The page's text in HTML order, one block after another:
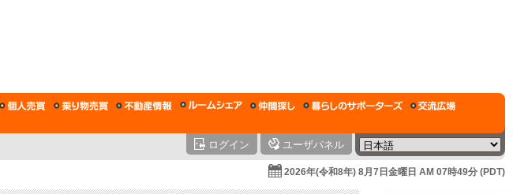
ログイン ユーザパネル
2026年(令和8年) 8月7日金曜日 AM 07時49分 (PDT)